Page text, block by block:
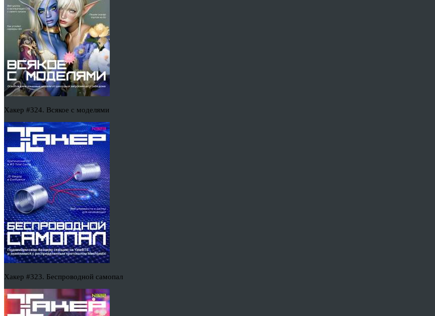
Хакер #324. Всякое с моделями
Хакер #323. Беспроводной самопал